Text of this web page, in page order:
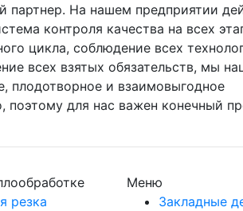
партнер. На нашем предприятии
контроля качества на всех
цикла, соблюдение всех
всех взятых обязательств, мы
плодотворное и взаимовыгодное
поэтому для нас важен конечный
резка
Меню
Закладные